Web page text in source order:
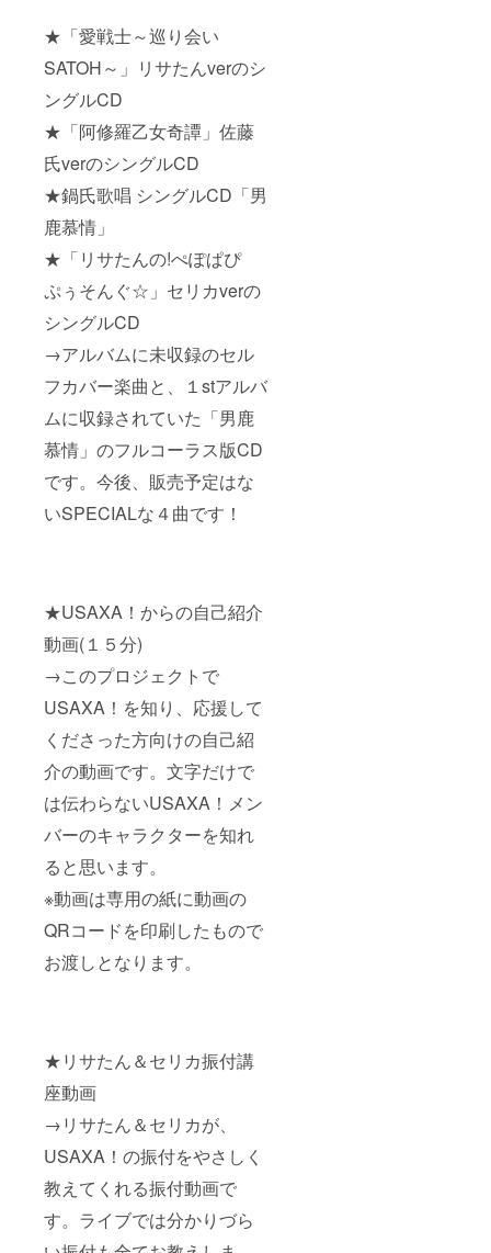
★「愛戦士～巡り会い
SATOH～」リサたんverのシ
ングルCD
★「阿修羅乙女奇譚」佐藤
氏verのシングルCD
★鍋氏歌唱 シングルCD「男
鹿慕情」
★「リサたんの!ぺぽぱぴ
ぷぅそんぐ☆」セリカverの
シングルCD
→アルバムに未収録のセル
フカバー楽曲と、１stアルバ
ムに収録されていた「男鹿
慕情」のフルコーラス版CD
です。今後、販売予定はな
いSPECIALな４曲です！
★USAXA！からの自己紹介
動画(１５分)
→このプロジェクトで
USAXA！を知り、応援して
くださった方向けの自己紹
介の動画です。文字だけで
は伝わらないUSAXA！メン
バーのキャラクターを知れ
ると思います。
※動画は専用の紙に動画の
QRコードを印刷したもので
お渡しとなります。
★リサたん＆セリカ振付講
座動画
→リサたん＆セリカが、
USAXA！の振付をやさしく
教えてくれる振付動画で
す。ライブでは分かりづら